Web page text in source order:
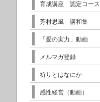
育成講座 認定コース
芳村思風 講和集
「愛の実力」動画
メルマガ登録
祈りとはなにか
感性経営（動画）